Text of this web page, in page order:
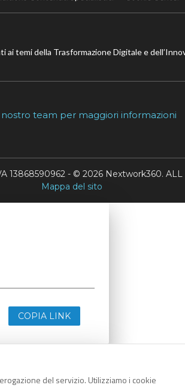
del servizio. Utilizziamo i cookie
temi della Trasformazione Digitale e
team per maggiori informazioni
13868590962 - © 2026 Nextwork360. ALL
Mappa del sito
COPIA LINK